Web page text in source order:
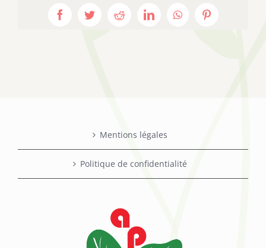
FacebookTwitterRedditLinkedInWhatsAppPinterest
Mentions légales
Politique de confidentialité